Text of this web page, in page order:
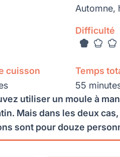
Automne,
Difficulté
cuisson
Temps
55
utiliser un moule à
Mais dans les deux
sont pour douze